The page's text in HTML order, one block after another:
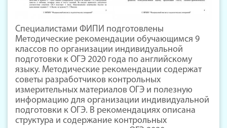
Специалистами ФИПИ подготовлены
Методические рекомендации обучающимся 9
классов по организации индивидуальной
подготовки к ОГЭ 2020 года по английскому
языку. Методические рекомендации содержат
советы разработчиков контрольных
измерительных материалов ОГЭ и полезную
информацию для организации индивидуальной
подготовки к ОГЭ. В рекомендациях описана
структура и содержание контрольных